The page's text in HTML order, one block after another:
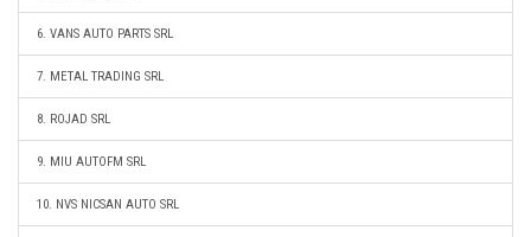
6. VANS AUTO PARTS SRL
7. METAL TRADING SRL
8. ROJAD SRL
9. MIU AUTOFM SRL
10. NVS NICSAN AUTO SRL